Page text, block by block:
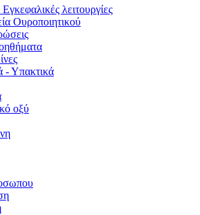
λειτουργίες
Ουροποιητικού
- Υπακτικά
οξύ